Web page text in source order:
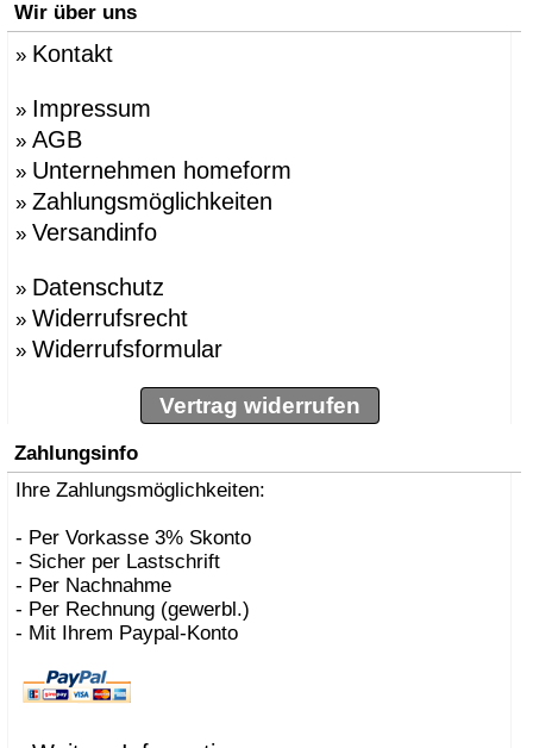
Wir über uns
» Kontakt
» Impressum
» AGB
» Unternehmen homeform
» Zahlungsmöglichkeiten
» Versandinfo
» Datenschutz
» Widerrufsrecht
» Widerrufsformular
Vertrag widerrufen
Zahlungsinfo
Ihre Zahlungsmöglichkeiten:
- Per Vorkasse 3% Skonto
- Sicher per Lastschrift
- Per Nachnahme
- Per Rechnung (gewerbl.)
- Mit Ihrem Paypal-Konto